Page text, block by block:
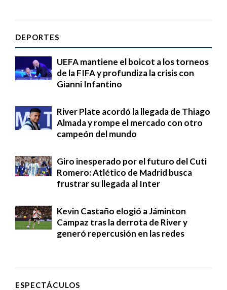
DEPORTES
UEFA mantiene el boicot a los torneos
de la FIFA y profundiza la crisis con
Gianni Infantino
River Plate acordó la llegada de Thiago
Almada y rompe el mercado con otro
campeón del mundo
Giro inesperado por el futuro del Cuti
Romero: Atlético de Madrid busca
frustrar su llegada al Inter
Kevin Castaño elogió a Jáminton
Campaz tras la derrota de River y
generó repercusión en las redes
ESPECTÁCULOS